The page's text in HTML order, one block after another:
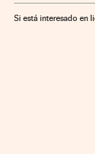
Si está interesado en